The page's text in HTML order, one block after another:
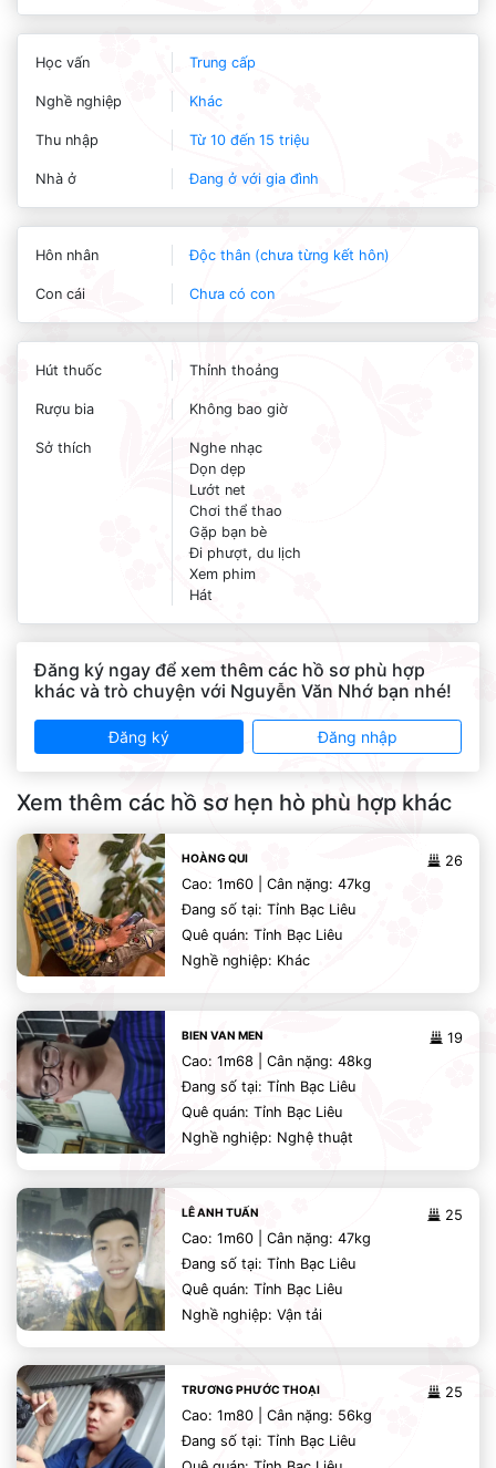
Học vấn Trung cấp
Nghề nghiệp Khác
Thu nhập Từ 10 đến 15 triệu
Nhà ở Đang ở với gia đình
Hôn nhân Độc thân (chưa từng kết hôn)
Con cái Chưa có con
Hút thuốc Thỉnh thoảng
Rượu bia Không bao giờ
Sở thích
Nghe nhạc
Dọn dẹp
Lướt net
Chơi thể thao
Gặp bạn bè
Đi phượt, du lịch
Xem phim
Hát
Đăng ký ngay để xem thêm các hồ sơ phù hợp
khác và trò chuyện với Nguyễn Văn Nhớ bạn nhé!
Đăng ký Đăng nhập
Xem thêm các hồ sơ hẹn hò phù hợp khác
26
HOÀNG QUI
Cao: 1m60 | Cân nặng: 47kg
Đang số tại: Tỉnh Bạc Liêu
Quê quán: Tỉnh Bạc Liêu
Nghề nghiệp: Khác
19
BIEN VAN MEN
Cao: 1m68 | Cân nặng: 48kg
Đang số tại: Tỉnh Bạc Liêu
Quê quán: Tỉnh Bạc Liêu
Nghề nghiệp: Nghệ thuật
25
LÊ ANH TUẤN
Cao: 1m60 | Cân nặng: 47kg
Đang số tại: Tỉnh Bạc Liêu
Quê quán: Tỉnh Bạc Liêu
Nghề nghiệp: Vận tải
25
TRƯƠNG PHƯỚC THOẠI
Cao: 1m80 | Cân nặng: 56kg
Đang số tại: Tỉnh Bạc Liêu